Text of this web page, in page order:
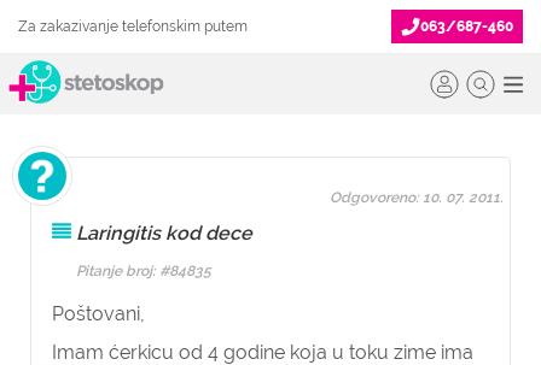
Za zakazivanje telefonskim putem 063/687-460
Laringitis kod dece
Pitanje broj: #84835
Poštovani,
Imam ćerkicu od 4 godine koja u toku zime ima
Odgovoreno: 10. 07. 2011.